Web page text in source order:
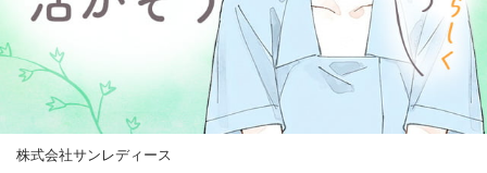
株式会社サンレディース